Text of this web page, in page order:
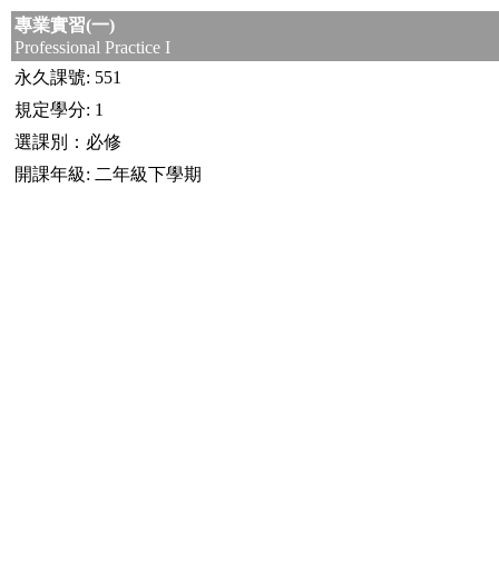
專業實習(一)
Professional Practice I
永久課號: 551
規定學分: 1
選課別：必修
開課年級: 二年級下學期